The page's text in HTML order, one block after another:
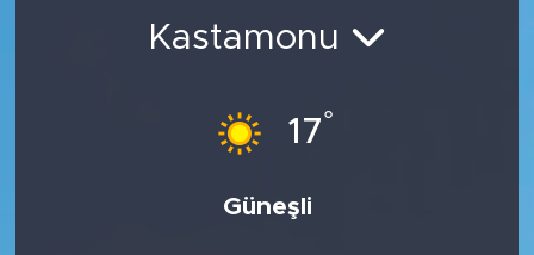
Kastamonu
17°
Güneşli